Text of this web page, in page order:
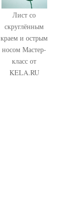
Лист со
скруглённым
краем и острым
носом Мастер-
класс от
KELA.RU